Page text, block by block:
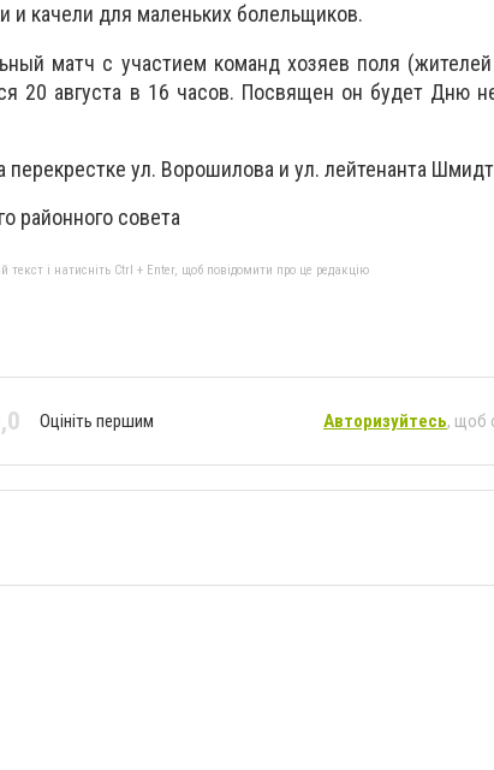
и качели для маленьких болельщиков.
матч с участием команд хозяев поля
августа в 16 часов. Посвящен он будет Дню
перекрестке ул. Ворошилова и ул. лейтенанта
районного совета
і натисніть Ctrl + Enter, щоб повідомити про це редакцію
Оцініть першим Авторизуйтесь, щоб